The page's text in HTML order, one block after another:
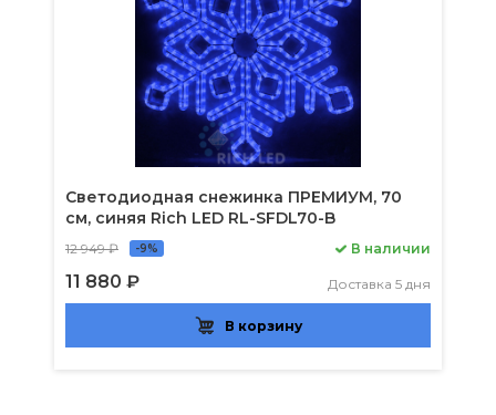
Светодиодная снежинка ПРЕМИУМ, 70
см, синяя Rich LED RL-SFDL70-B
12 949 ₽ -9%
11 880 ₽
В наличии
Доставка 5 дня
В корзину